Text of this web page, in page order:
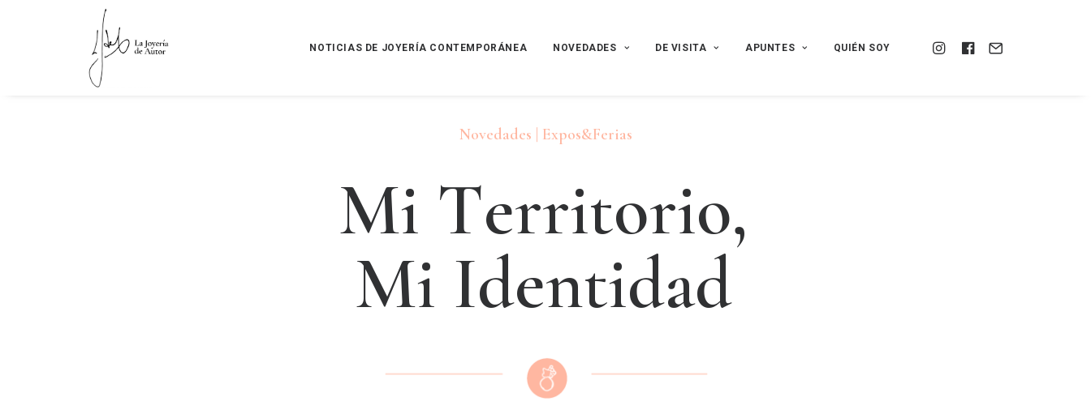
NOTICIAS DE JOYERÍA CONTEMPORÁNEA NOVEDADES DE VISITA APUNTES QUIÉN SOY
Novedades | Expos&Ferias
Mi Territorio,
Mi Identidad